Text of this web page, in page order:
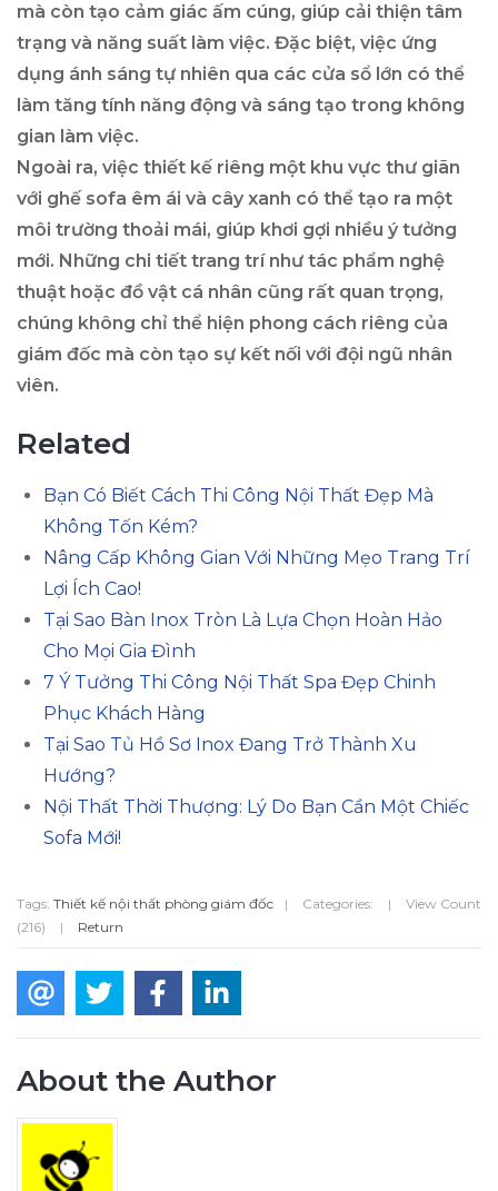
mà còn tạo cảm giác ấm cúng, giúp cải thiện tâm
trạng và năng suất làm việc. Đặc biệt, việc ứng
dụng ánh sáng tự nhiên qua các cửa sổ lớn có thể
làm tăng tính năng động và sáng tạo trong không
gian làm việc.
Ngoài ra, việc thiết kế riêng một khu vực thư giãn
với ghế sofa êm ái và cây xanh có thể tạo ra một
môi trường thoải mái, giúp khơi gợi nhiều ý tưởng
mới. Những chi tiết trang trí như tác phẩm nghệ
thuật hoặc đồ vật cá nhân cũng rất quan trọng,
chúng không chỉ thể hiện phong cách riêng của
giám đốc mà còn tạo sự kết nối với đội ngũ nhân
viên.
Related
Bạn Có Biết Cách Thi Công Nội Thất Đẹp Mà
Không Tốn Kém?
Nâng Cấp Không Gian Với Những Mẹo Trang Trí
Lợi Ích Cao!
Tại Sao Bàn Inox Tròn Là Lựa Chọn Hoàn Hảo
Cho Mọi Gia Đình
7 Ý Tưởng Thi Công Nội Thất Spa Đẹp Chinh
Phục Khách Hàng
Tại Sao Tủ Hồ Sơ Inox Đang Trở Thành Xu
Hướng?
Nội Thất Thời Thượng: Lý Do Bạn Cần Một Chiếc
Sofa Mới!
Tags: Thiết kế nội thất phòng giám đốc | Categories: |
View Count
(216)
| Return
About the Author